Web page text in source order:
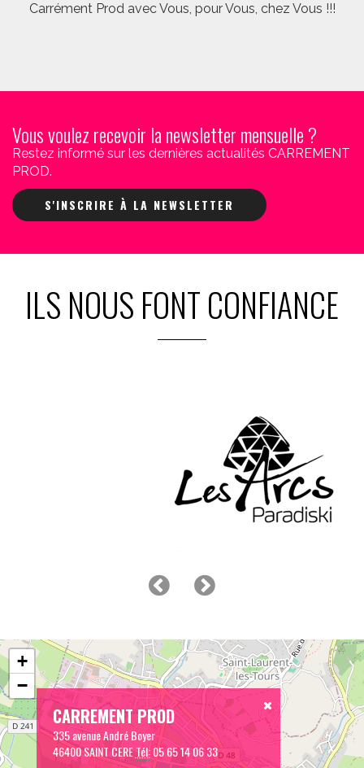
Carrément Prod avec Vous, pour Vous, chez Vous !!!
Vous voulez recevoir la newsletter mensuelle ?
Restez informé sur les dernières actualités CARREMENT
PROD.
S'INSCRIRE À LA NEWSLETTER
ILS NOUS FONT CONFIANCE
CARREMENT PROD
335 avenue André Boyer
46400 SAINT CERETél:05 65 14 06 33
+
−